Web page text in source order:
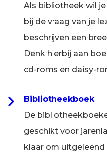
Als bibliotheek wil
bij de vraag van je
beschrijven een
Denk hierbij aan
cd-roms en daisy-
Bibliotheekboek
De
geschikt voor
klaar om uitgeleend